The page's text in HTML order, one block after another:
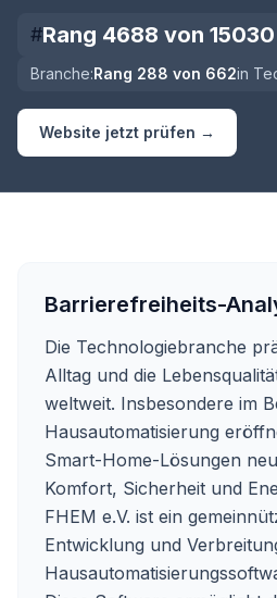
#Rang 4688 von 15030
Branche:Rang 288 von 662in
Website jetzt prüfen →
Barrierefreiheits-
Die Technologiebranche
Alltag und die
weltweit. Insbesondere im
Hausautomatisierung
Smart-Home-Lösungen
Komfort, Sicherheit und
FHEM e.V. ist ein
Entwicklung und